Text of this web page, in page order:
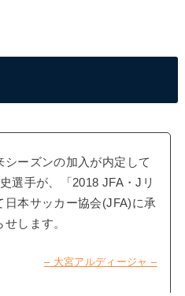
ーズンの加入が内定して
選手が、「2018 JFA・Jリ
本サッカー協会(JFA)に承
します。
– 大宮アルディージャ –